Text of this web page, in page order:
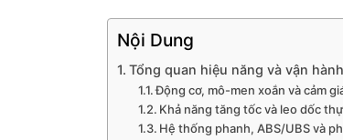
Nội Dung
Tổng quan hiệu năng và vận
Động cơ, mô-men xoắn và cảm
Khả năng tăng tốc và leo dốc
Hệ thống phanh, ABS/UBS và